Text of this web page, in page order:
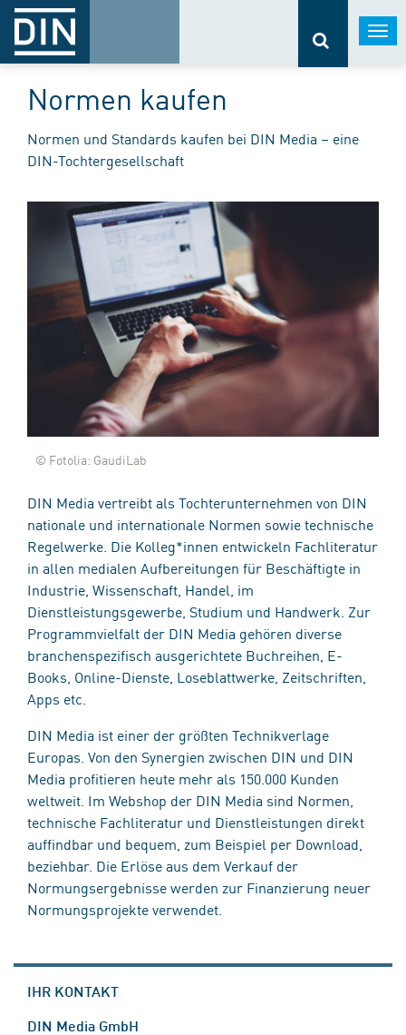
Normen kaufen
Normen und Standards kaufen bei DIN Media – eine
DIN-Tochtergesellschaft
© Fotolia: GaudiLab
DIN Media vertreibt als Tochterunternehmen von DIN
nationale und internationale Normen sowie technische
Regelwerke. Die Kolleg*innen entwickeln Fachliteratur
in allen medialen Aufbereitungen für Beschäftigte in
Industrie, Wissenschaft, Handel, im
Dienstleistungsgewerbe, Studium und Handwerk. Zur
Programmvielfalt der DIN Media gehören diverse
branchenspezifisch ausgerichtete Buchreihen, E-
Books, Online-Dienste, Loseblattwerke, Zeitschriften,
Apps etc.
DIN Media ist einer der größten Technikverlage
Europas. Von den Synergien zwischen DIN und DIN
Media profitieren heute mehr als 150.000 Kunden
weltweit. Im Webshop der DIN Media sind Normen,
technische Fachliteratur und Dienstleistungen direkt
auffindbar und bequem, zum Beispiel per Download,
beziehbar. Die Erlöse aus dem Verkauf der
Normungsergebnisse werden zur Finanzierung neuer
Normungsprojekte verwendet.
IHR KONTAKT
DIN Media GmbH